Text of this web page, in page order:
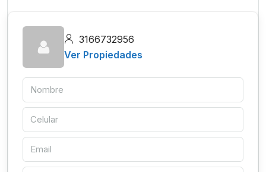
3166732956
Ver Propiedades